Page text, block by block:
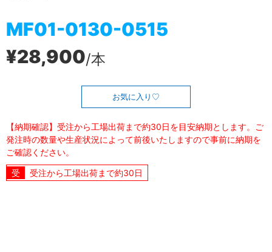
MF01-0130-0515
¥28,900/本
お気に入り
【納期確認】受注から工場出荷まで約30日を目安納期とします。ご
発注時の数量や生産状況によって前後いたしますので事前に納期を
ご確認ください。
受注から工場出荷まで約30日